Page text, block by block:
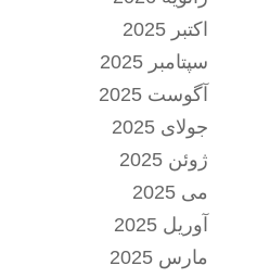
اکتبر 2025
سپتامبر 2025
آگوست 2025
جولای 2025
ژوئن 2025
می 2025
آوریل 2025
مارس 2025